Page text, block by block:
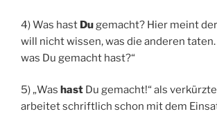
4) Was hast Dugemacht? Hier meint
will nicht wissen, was die anderen
was Du gemacht hast?“
5) „Was hast Du gemacht!“ als
arbeitet schriftlich schon mit dem